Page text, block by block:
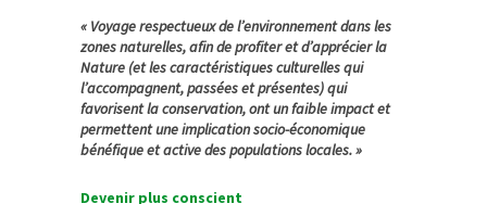
« Voyage respectueux de l’environnement dans les
zones naturelles, afin de profiter et d’apprécier la
Nature (et les caractéristiques culturelles qui
l’accompagnent, passées et présentes) qui
favorisent la conservation, ont un faible impact et
permettent une implication socio-économique
bénéfique et active des populations locales. »
Devenir plus conscient